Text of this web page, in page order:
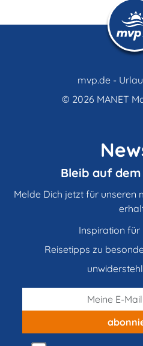
mvp.de -
© 2026 MANET
Bleib auf
Melde Dich jetzt für unseren
Inspiration für
Reisetipps zu